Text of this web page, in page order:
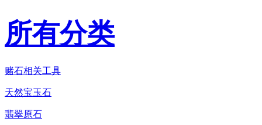
所有分类
赌石相关工具
天然宝玉石
翡翠原石